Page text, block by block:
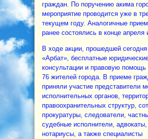
граждан. По поручению акима
мероприятие проводится уже в
текущем году. Аналогичные
ранее состоялись в конце апреля
В ходе акции, прошедшей сегодня
«Арбат», бесплатные
консультации и правовую помощь
76 жителей города. В приеме
приняли участие представители
исполнительных органов,
правоохранительных структур,
прокуратуры, следователи,
судебные исполнители, адвокаты,
нотариусы, а также специалисты